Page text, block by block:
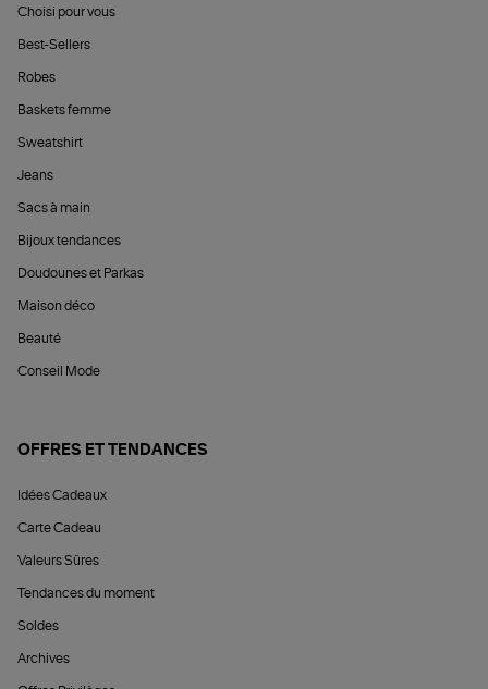
Choisi pour vous
Best-Sellers
Robes
Baskets femme
Sweatshirt
Jeans
Sacs à main
Bijoux tendances
Doudounes et Parkas
Maison déco
Beauté
Conseil Mode
OFFRES ET TENDANCES
Idées Cadeaux
Carte Cadeau
Valeurs Sûres
Tendances du moment
Soldes
Archives